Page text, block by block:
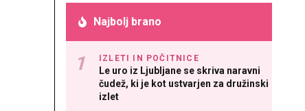
Najbolj brano
IZLETI IN POČITNICE
Le uro iz Ljubljane se skriva naravni
čudež, ki je kot ustvarjen za družinski
izlet